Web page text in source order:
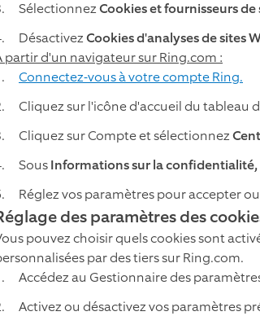
SélectionnezCookies et fournisseurs de
DésactivezCookies d'analyses de sites
partir d'un navigateur sur Ring.com :
Connectez-vous à votre compte Ring.
Cliquez sur l'icône d'accueil du tableau
Cliquez sur Compte et sélectionnez
SousInformations sur la confidentialité,
Réglez vos paramètres pour accepter
des paramètres des
pouvez choisir quels cookies sont
par des tiers sur Ring.com.
Accédez au Gestionnaire des
Activez ou désactivez vos paramètres